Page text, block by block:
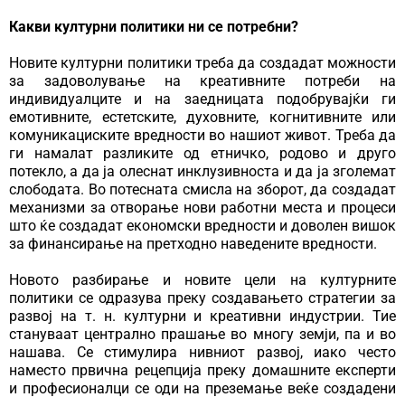
Какви културни политики ни се потребни?
Новите културни политики треба да создадат можности
за задоволување на креативните потреби на
индивидуалците и на заедницата подобрувајќи ги
емотивните, естетските, духовните, когнитивните или
комуникациските вредности во нашиот живот. Треба да
ги намалат разликите од етничко, родово и друго
потекло, а да ја олеснат инклузивноста и да ја зголемат
слободата. Во потесната смисла на зборот, да создадат
механизми за отворање нови работни места и процеси
што ќе создадат економски вредности и доволен вишок
за финансирање на претходно наведените вредности.
Новото разбирање и новите цели на културните
политики се одразува преку создавањето стратегии за
развој на т. н. културни и креативни индустрии. Тие
стануваат централно прашање во многу земји, па и во
нашава. Се стимулира нивниот развој, иако често
наместо првична рецепција преку домашните експерти
и професионалци се оди на преземање веќе создадени